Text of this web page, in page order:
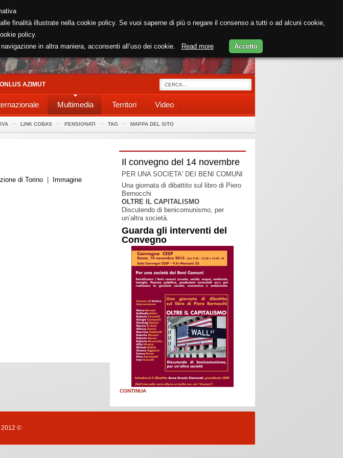
ONLUS AZIMUT
Multimedia Territori Video
LINK COBAS PENSIONATI TAG MAPPA DEL SITO
di Torino
Immagine
Il convegno del 14 novembre
PER UNA SOCIETA' DEI BENI COMUNI
Una giornata di dibattito sul libro di Piero
Bernocchi
OLTRE IL CAPITALISMO
Discutendo di benicomunismo, per
un’altra società.
Guarda gli interventi del
Convegno
CONTINUA
2012 ©
finalità illustrate nella cookie policy. Se vuoi saperne di più o negare il consenso a tutti o ad alcuni cookie,
policy.
in altra maniera, acconsenti all’uso dei cookie.
Read more Accetto